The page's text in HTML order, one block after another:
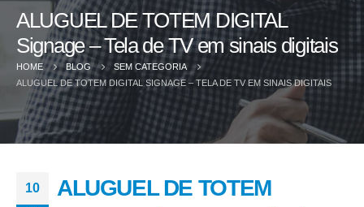
ALUGUEL DE TOTEM DIGITAL
Signage – Tela de TV em sinais digitais
HOME BLOG
SEM CATEGORIA
ALUGUEL DE TOTEM DIGITAL SIGNAGE – TELA DE TV EM SINAIS DIGITAIS
10
ALUGUEL DE TOTEM